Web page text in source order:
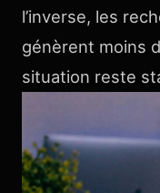
l’inverse, les
génèrent moins
situation reste